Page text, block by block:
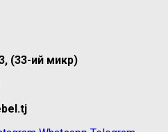
(33-ий микр)